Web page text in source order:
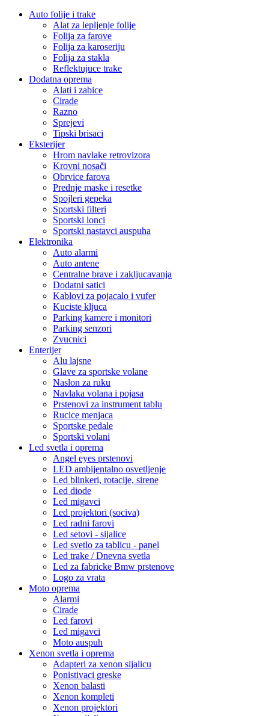
Auto folije i trake
Alat za lepljenje folije
Folija za farove
Folija za karoseriju
Folija za stakla
Reflektujuce trake
Dodatna oprema
Alati i zabice
Cirade
Razno
Sprejevi
Tipski brisaci
Eksterijer
Hrom navlake retrovizora
Krovni nosači
Obrvice farova
Prednje maske i resetke
Spojleri gepeka
Sportski filteri
Sportski lonci
Sportski nastavci auspuha
Elektronika
Auto alarmi
Auto antene
Centralne brave i zakljucavanja
Dodatni satici
Kablovi za pojacalo i vufer
Kuciste kljuca
Parking kamere i monitori
Parking senzori
Zvucnici
Enterijer
Alu lajsne
Glave za sportske volane
Naslon za ruku
Navlaka volana i pojasa
Prstenovi za instrument tablu
Rucice menjaca
Sportske pedale
Sportski volani
Led svetla i oprema
Angel eyes prstenovi
LED ambijentalno osvetljenje
Led blinkeri, rotacije, sirene
Led diode
Led migavci
Led projektori (sociva)
Led radni farovi
Led setovi - sijalice
Led svetlo za tablicu - panel
Led trake / Dnevna svetla
Led za fabricke Bmw prstenove
Logo za vrata
Moto oprema
Alarmi
Cirade
Led farovi
Led migavci
Moto auspuh
Xenon svetla i oprema
Adapteri za xenon sijalicu
Ponistivaci greske
Xenon balasti
Xenon kompleti
Xenon projektori